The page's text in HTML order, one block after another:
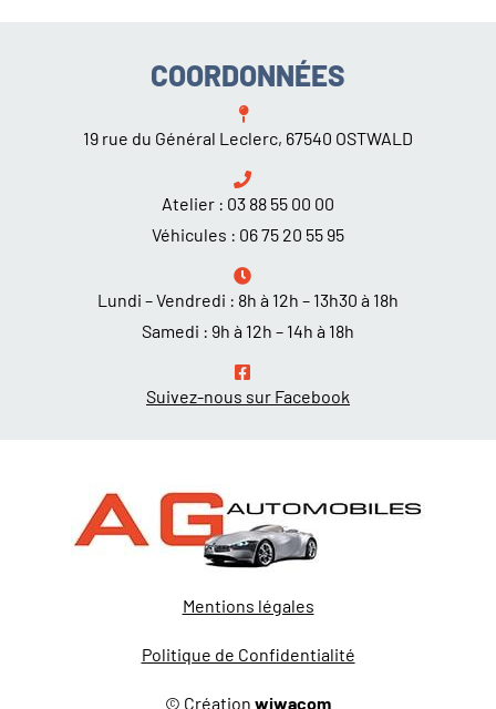
COORDONNÉES
19 rue du Général Leclerc, 67540 OSTWALD
Atelier : 03 88 55 00 00
Véhicules : 06 75 20 55 95
Lundi – Vendredi : 8h à 12h – 13h30 à 18h
Samedi : 9h à 12h – 14h à 18h
Suivez-nous sur Facebook
Mentions légales
Politique de Confidentialité
© Création wiwacom